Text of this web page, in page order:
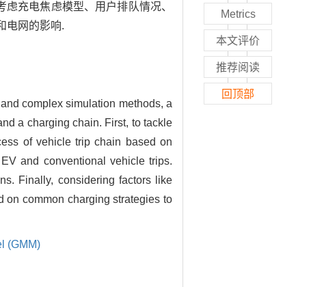
充电焦虑模型、用户排队情况、
电网的影响.
complex simulation methods, a
a charging chain. First, to tackle
of vehicle trip chain based on
and conventional vehicle trips.
Finally, considering factors like
on common charging strategies to
(GMM)
Metrics
本文评价
推荐阅读
回顶部